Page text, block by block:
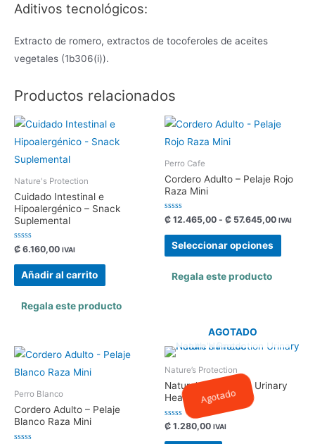
Aditivos tecnológicos:
Extracto de romero, extractos de tocoferoles de aceites
vegetales (1b306(i)).
Productos relacionados
Nature's Protection
Cuidado Intestinal e
Hipoalergénico – Snack
Suplemental
Valorado
con
0
₡ 6.160,00 IVAI
Añadir al carrito
Regala este producto
Perro Cafe
Cordero Adulto – Pelaje Rojo
Raza Mini
Valorado
con
0
de
₡ 12.465,00 - ₡ 57.645,00Rango
IVAI
Seleccionar opciones
Este
Regala este producto
Perro Blanco
Cordero Adulto – Pelaje
Blanco Raza Mini
Agotado
AGOTADO
Nature’s Protection
Nature’s Protection Urinary
Health Húmedo
Valorado
con
0
₡ 1.280,00 IVAI